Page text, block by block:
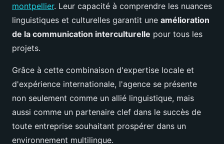
montpellier. Leur capacité à comprendre les nuances
linguistiques et culturelles garantit une amélioration
de la communication interculturelle pour tous les
projets.
Grâce à cette combinaison d'expertise locale et
d'expérience internationale, l'agence se présente
non seulement comme un allié linguistique, mais
aussi comme un partenaire clef dans le succès de
toute entreprise souhaitant prospérer dans un
environnement multilingue.